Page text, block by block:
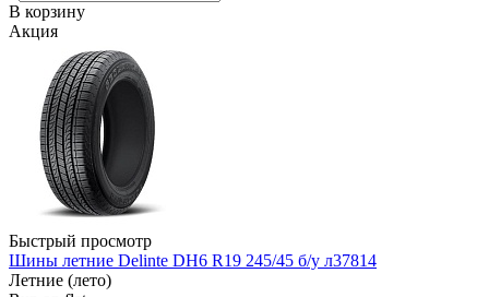
В корзину
Акция
Быстрый просмотр
Шины летние Delinte DH6 R19 245/45 б/у л37814
Летние (лето)